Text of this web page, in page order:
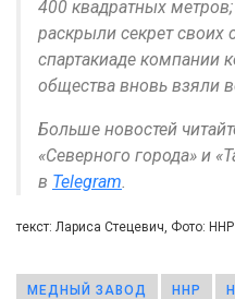
400 квадратных метров;
раскрыли секрет своих
спартакиаде компании
общества вновь взяли
Больше новостей
«Северного города» и
в Telegram.
текст: Лариса Стецевич, Фото: ННР
МЕДНЫЙ ЗАВОД ННР